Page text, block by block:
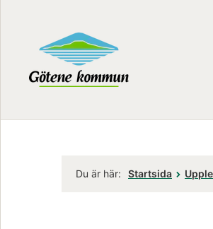
Du är här: Startsida